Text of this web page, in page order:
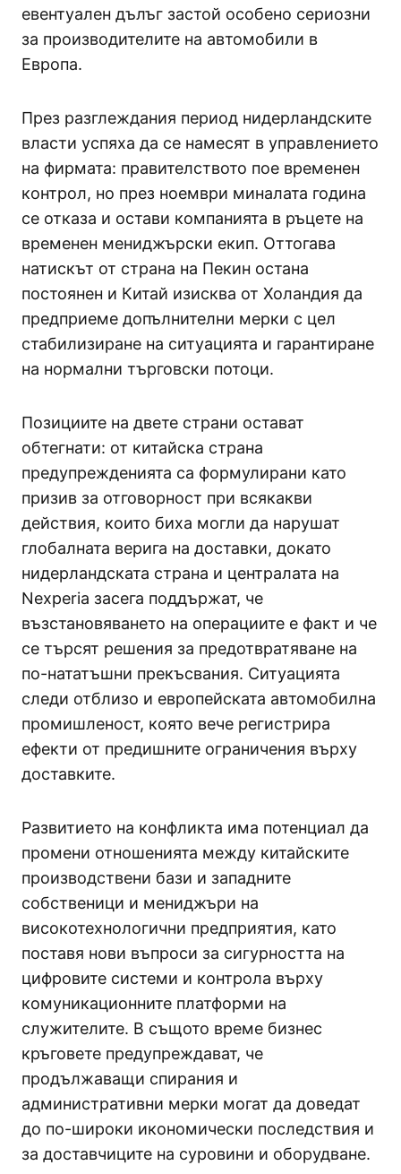
евентуален дълъг застой особено сериозни
за производителите на автомобили в
Европа.
През разглеждания период нидерландските
власти успяха да се намесят в управлението
на фирмата: правителството пое временен
контрол, но през ноември миналата година
се отказа и остави компанията в ръцете на
временен мениджърски екип. Оттогава
натискът от страна на Пекин остана
постоянен и Китай изисква от Холандия да
предприеме допълнителни мерки с цел
стабилизиране на ситуацията и гарантиране
на нормални търговски потоци.
Позициите на двете страни остават
обтегнати: от китайска страна
предупрежденията са формулирани като
призив за отговорност при всякакви
действия, които биха могли да нарушат
глобалната верига на доставки, докато
нидерландската страна и централата на
Nexperia засега поддържат, че
възстановяването на операциите е факт и че
се търсят решения за предотвратяване на
по-нататъшни прекъсвания. Ситуацията
следи отблизо и европейската автомобилна
промишленост, която вече регистрира
ефекти от предишните ограничения върху
доставките.
Развитието на конфликта има потенциал да
промени отношенията между китайските
производствени бази и западните
собственици и мениджъри на
високотехнологични предприятия, като
поставя нови въпроси за сигурността на
цифровите системи и контрола върху
комуникационните платформи на
служителите. В същото време бизнес
кръговете предупреждават, че
продължаващи спирания и
административни мерки могат да доведат
до по-широки икономически последствия и
за доставчиците на суровини и оборудване.